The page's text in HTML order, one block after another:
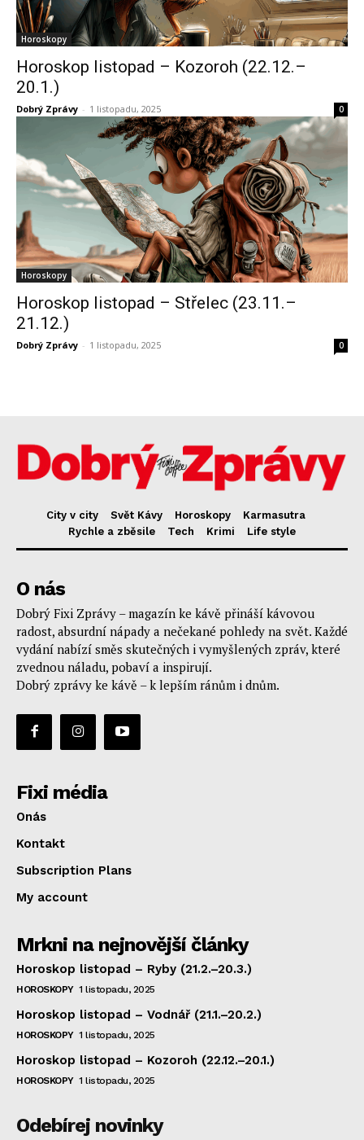
Horoskopy
Horoskop listopad – Kozoroh (22.12.–
20.1.)
Dobrý Zprávy - 1 listopadu, 2025 0
Horoskopy
Horoskop listopad – Střelec (23.11.–
21.12.)
Dobrý Zprávy - 1 listopadu, 2025 0
City v city Svět Kávy Horoskopy
Karmasutra
Rychle a zběsile
Tech Krimi Life style
O nás
Dobrý Fixi Zprávy – magazín ke kávě přináší kávovou
radost, absurdní nápady a nečekané pohledy na svět. Každé
vydání nabízí směs skutečných i vymyšlených zpráv, které
zvednou náladu, pobaví a inspirují.
Dobrý zprávy ke kávě – k lepším ránům i dnům.
Fixi média
Onás
Kontakt
Subscription Plans
My account
Mrkni na nejnovější články
Horoskop listopad – Ryby (21.2.–20.3.)
HOROSKOPY 1 listopadu, 2025
Horoskop listopad – Vodnář (21.1.–20.2.)
HOROSKOPY 1 listopadu, 2025
Horoskop listopad – Kozoroh (22.12.–20.1.)
HOROSKOPY 1 listopadu, 2025
Odebírej novinky